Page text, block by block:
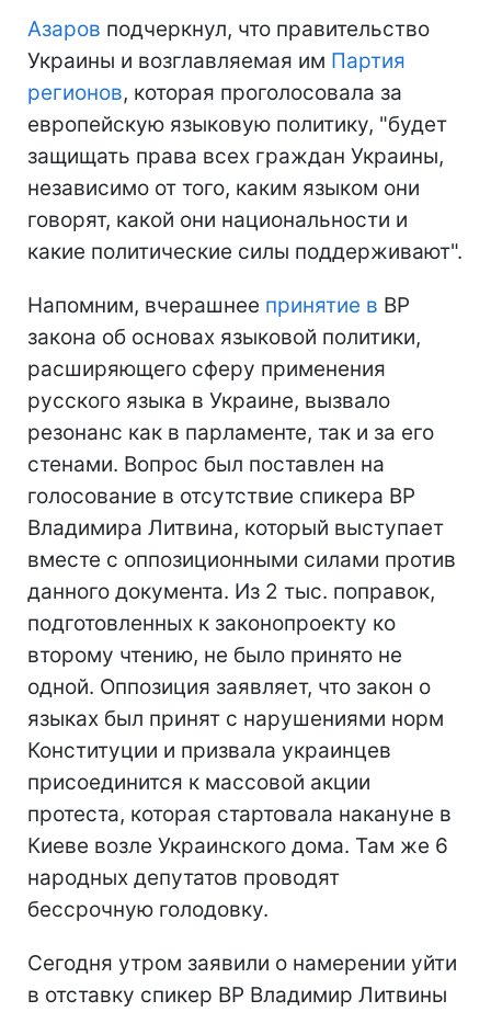
Азаров подчеркнул, что правительство
Украины и возглавляемая им Партия
регионов, которая проголосовала за
европейскую языковую политику, "будет
защищать права всех граждан Украины,
независимо от того, каким языком они
говорят, какой они национальности и
какие политические силы поддерживают".
Напомним, вчерашнее принятие в ВР
закона об основах языковой политики,
расширяющего сферу применения
русского языка в Украине, вызвало
резонанс как в парламенте, так и за его
стенами. Вопрос был поставлен на
голосование в отсутствие спикера ВР
Владимира Литвина, который выступает
вместе с оппозиционными силами против
данного документа. Из 2 тыс. поправок,
подготовленных к законопроекту ко
второму чтению, не было принято не
одной. Оппозиция заявляет, что закон о
языках был принят с нарушениями норм
Конституции и призвала украинцев
присоединится к массовой акции
протеста, которая стартовала накануне в
Киеве возле Украинского дома. Там же 6
народных депутатов проводят
бессрочную голодовку.
Сегодня утром заявили о намерении уйти
в отставку спикер ВР Владимир Литвины